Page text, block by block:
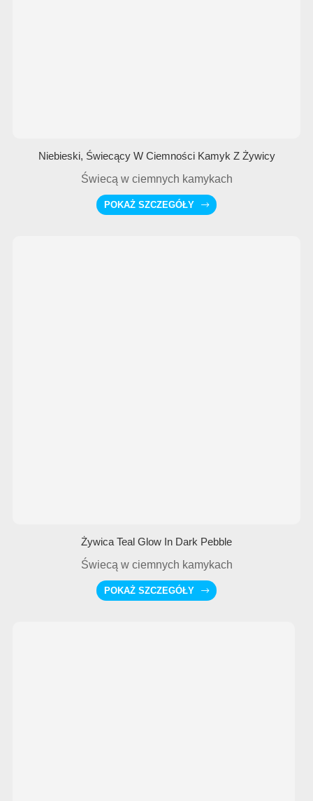
Niebieski, Świecący W Ciemności Kamyk Z Żywicy
Świecą w ciemnych kamykach
POKAŻ SZCZEGÓŁY
Żywica Teal Glow In Dark Pebble
Świecą w ciemnych kamykach
POKAŻ SZCZEGÓŁY